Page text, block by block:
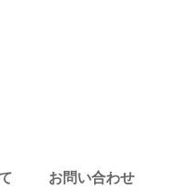
お問い合わせ